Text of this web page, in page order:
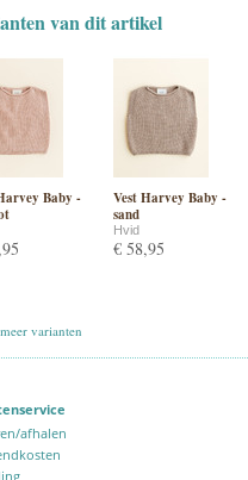
van dit artikel
Baby -
Vest Harvey Baby -
sand
Hvid
€ 58,95
varianten
afhalen